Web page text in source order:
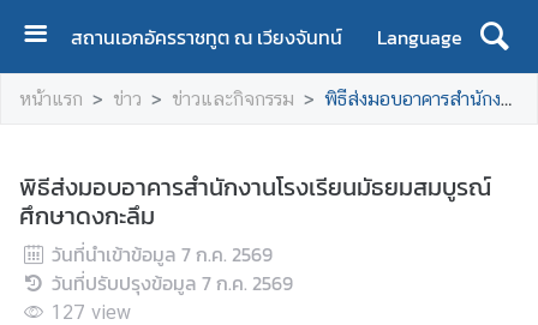
สถานเอกอัครราชทูต ณ เวียงจันทน์
Language
ห
น้
ร
ก
เ
กี่
หน้าแรก ข่าว ข่าวและกิจกรรม พิธีส่งมอบอาคารสำนักงานโรงเรียนมัธยมสมบูรณ์ศึกษาดงกะลึม
พิธีส่งมอบอาคารสำนักงานโรงเรียนมัธยมสมบูรณ์
ศึกษาดงกะลึม
วันที่นำเข้าข้อมูล 7 ก.ค. 2569
วันที่ปรับปรุงข้อมูล 7 ก.ค. 2569
127 view